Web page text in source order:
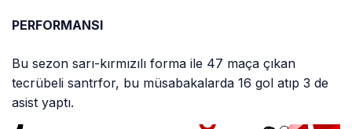
PERFORMANSI
Bu sezon sarı-kırmızılı forma ile 47 maça çıkan
tecrübeli santrfor, bu müsabakalarda 16 gol atıp 3 de
asist yaptı.